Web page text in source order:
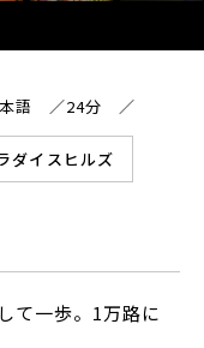
本語 ／24分 ／
ダイスヒルズ
て一歩。1万路に